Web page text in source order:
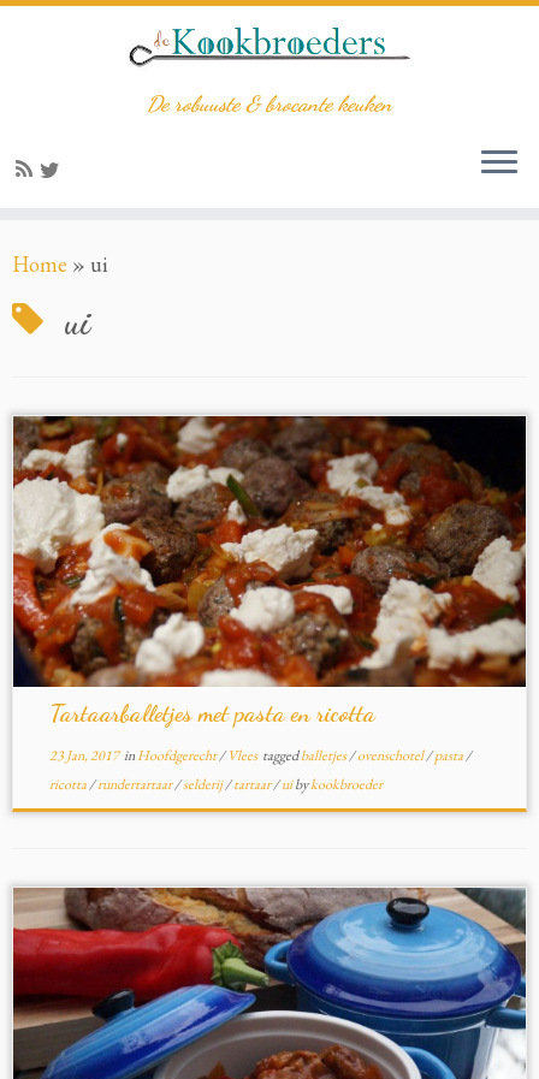
De robuuste & brocante keuken
Home » ui
ui
Tartaarballetjes met pasta en ricotta
23 Jan, 2017inHoofdgerecht/Vlees taggedballetjes/ovenschotel/pasta/
ricotta/rundertartaar/selderij/tartaar/uibykookbroeder